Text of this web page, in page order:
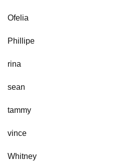
Ofelia
Phillipe
rina
sean
tammy
vince
Whitney